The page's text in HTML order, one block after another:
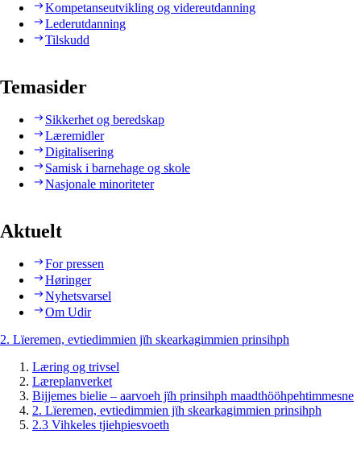
Kompetanseutvikling og videreutdanning
Lederutdanning
Tilskudd
Temasider
Sikkerhet og beredskap
Læremidler
Digitalisering
Samisk i barnehage og skole
Nasjonale minoriteter
Aktuelt
For pressen
Høringer
Nyhetsvarsel
Om Udir
2. Lïeremen, evtiedimmien jïh skearkagimmien prinsihph
Læring og trivsel
Læreplanverket
Bijjemes bielie – aarvoeh jïh prinsihph maadthööhpehtimmesne
2. Lïeremen, evtiedimmien jïh skearkagimmien prinsihph
2.3 Vihkeles tjiehpiesvoeth